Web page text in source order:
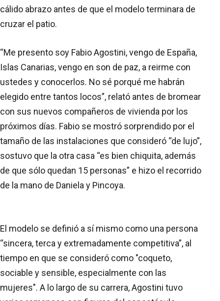
cálido abrazo antes de que el modelo terminara de
cruzar el patio.
“Me presento soy Fabio Agostini, vengo de España,
Islas Canarias, vengo en son de paz, a reirme con
ustedes y conocerlos. No sé porqué me habrán
elegido entre tantos locos”, relató antes de bromear
con sus nuevos compañeros de vivienda por los
próximos días. Fabio se mostró sorprendido por el
tamaño de las instalaciones que consideró “de lujo”,
sostuvo que la otra casa “es bien chiquita, además
de que sólo quedan 15 personas” e hizo el recorrido
de la mano de Daniela y Pincoya.
El modelo se definió a sí mismo como una persona
“sincera, terca y extremadamente competitiva”, al
tiempo en que se consideró como "coqueto,
sociable y sensible, especialmente con las
mujeres". A lo largo de su carrera, Agostini tuvo